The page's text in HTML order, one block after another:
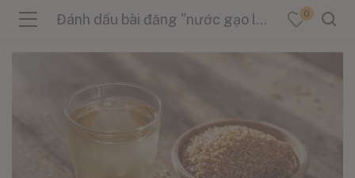
(Sản Phẩm )
Đánh dấu bài đăng "nước gạo lứt rang" 0